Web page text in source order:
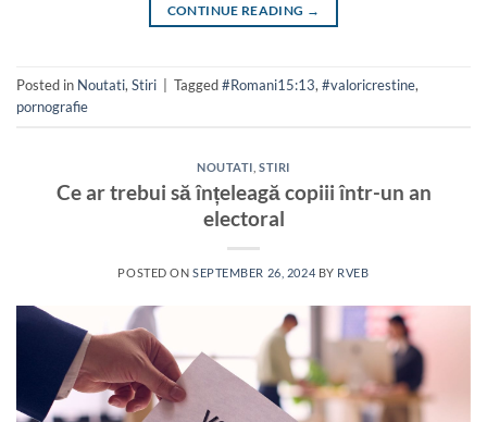
CONTINUE READING →
Posted in Noutati,Stiri Tagged#Romani15:13,#valoricrestine,
pornografie
NOUTATI ,STIRI
Ce ar trebui să înțeleagă copiii într-un an
electoral
POSTED ON SEPTEMBER 26, 2024 BY RVEB